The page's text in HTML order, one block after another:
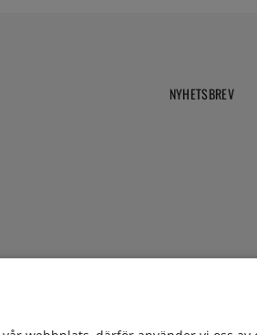
NYHETSBREV